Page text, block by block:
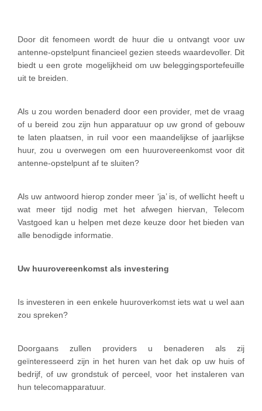
Door dit fenomeen wordt de huur die u ontvangt voor uw
antenne-opstelpunt financieel gezien steeds waardevoller. Dit
biedt u een grote mogelijkheid om uw beleggingsportefeuille
uit te breiden.
Als u zou worden benaderd door een provider, met de vraag
of u bereid zou zijn hun apparatuur op uw grond of gebouw
te laten plaatsen, in ruil voor een maandelijkse of jaarlijkse
huur, zou u overwegen om een huurovereenkomst voor dit
antenne-opstelpunt af te sluiten?
Als uw antwoord hierop zonder meer ‘ja’ is, of wellicht heeft u
wat meer tijd nodig met het afwegen hiervan, Telecom
Vastgoed kan u helpen met deze keuze door het bieden van
alle benodigde informatie.
Uw huurovereenkomst als investering
Is investeren in een enkele huuroverkomst iets wat u wel aan
zou spreken?
Doorgaans zullen providers u benaderen als zij
geïnteresseerd zijn in het huren van het dak op uw huis of
bedrijf, of uw grondstuk of perceel, voor het instaleren van
hun telecomapparatuur.